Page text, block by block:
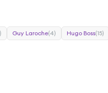
Guy Laroche(4) Hugo Boss(15)